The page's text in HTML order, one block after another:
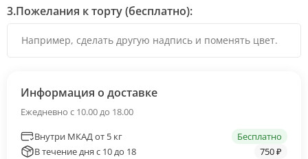
яркий вкус шоколада и тягучей карамели, не
оставляя ни единого шанса остаться
3.Пожелания к торту (бесплатно):
Информация о доставке
Ежедневно с 10.00 до 18.00
Внутри МКАД от 5 кг
Бесплатно
В течение дня с 10 до 18
750 ₽